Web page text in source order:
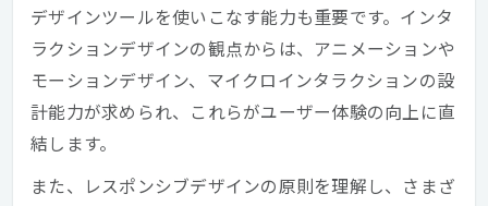
デザインツールを使いこなす能力も重要です。インタ
ラクションデザインの観点からは、アニメーションや
モーションデザイン、マイクロインタラクションの設
計能力が求められ、これらがユーザー体験の向上に直
結します。
また、レスポンシブデザインの原則を理解し、さまざ